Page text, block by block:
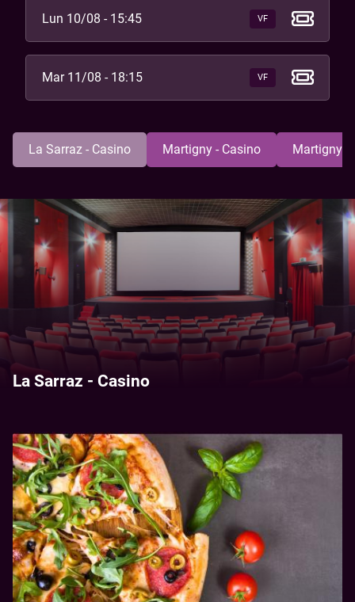
Lun 10/08 - 15:45 VF
Mar 11/08 - 18:15 VF
La Sarraz - Casino Martigny - Casino Martigny -
La Sarraz - Casino